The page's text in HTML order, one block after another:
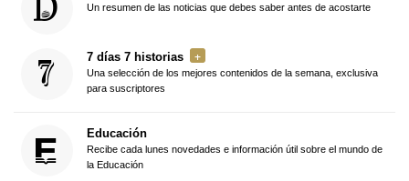
Un resumen de las noticias que debes saber antes de acostarte
7 días 7 historias
Una selección de los mejores contenidos de la semana, exclusiva
para suscriptores
Educación
Recibe cada lunes novedades e información útil sobre el mundo de
la Educación